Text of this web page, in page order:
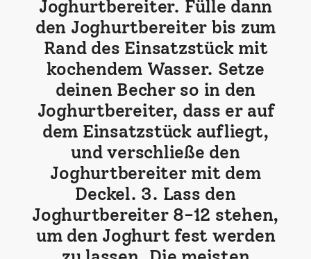
Joghurtbereiter. Fülle dann
den Joghurtbereiter bis zum
Rand des Einsatzstück mit
kochendem Wasser. Setze
deinen Becher so in den
Joghurtbereiter, dass er auf
dem Einsatzstück aufliegt,
und verschließe den
Joghurtbereiter mit dem
Deckel. 3. Lass den
Joghurtbereiter 8-12 stehen,
um den Joghurt fest werden